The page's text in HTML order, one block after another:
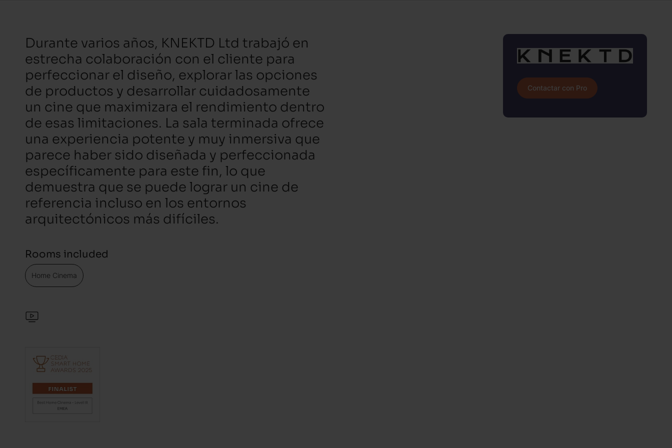
Durante varios años, KNEKTD Ltd trabajó en
estrecha colaboración con el cliente para
perfeccionar el diseño, explorar las opciones
de productos y desarrollar cuidadosamente
un cine que maximizara el rendimiento dentro
de esas limitaciones. La sala terminada ofrece
una experiencia potente y muy inmersiva que
parece haber sido diseñada y perfeccionada
específicamente para este fin, lo que
demuestra que se puede lograr un cine de
referencia incluso en los entornos
arquitectónicos más difíciles.
Rooms included
Home Cinema
Contactar con Pro